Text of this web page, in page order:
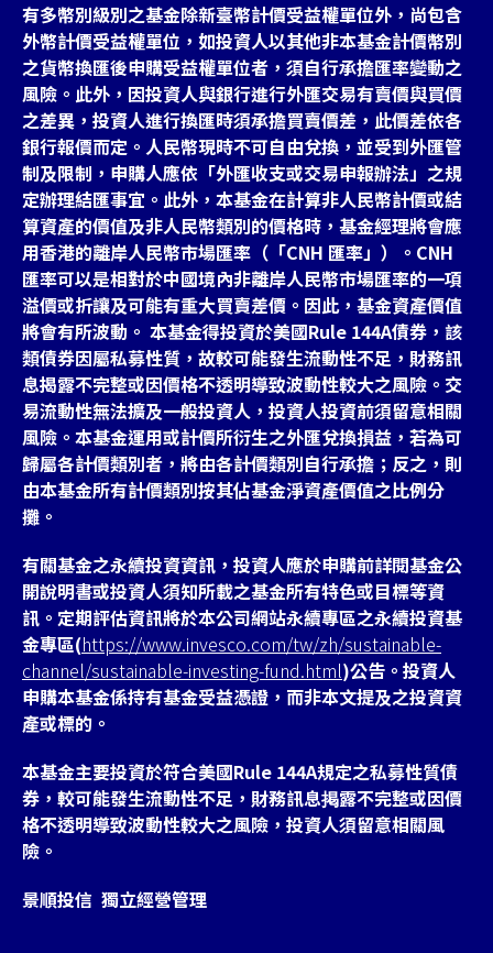
有多幣別級別之基金除新臺幣計價受益權單位外，尚包含
外幣計價受益權單位，如投資人以其他非本基金計價幣別
之貨幣換匯後申購受益權單位者，須自行承擔匯率變動之
風險。此外，因投資人與銀行進行外匯交易有賣價與買價
之差異，投資人進行換匯時須承擔買賣價差，此價差依各
銀行報價而定。人民幣現時不可自由兌換，並受到外匯管
制及限制，申購人應依「外匯收支或交易申報辦法」之規
定辦理結匯事宜。此外，本基金在計算非人民幣計價或結
算資產的價值及非人民幣類別的價格時，基金經理將會應
用香港的離岸人民幣市場匯率（「CNH 匯率」）。CNH
匯率可以是相對於中國境內非離岸人民幣市場匯率的一項
溢價或折讓及可能有重大買賣差價。因此，基金資產價值
將會有所波動。 本基金得投資於美國Rule 144A債券，該
類債券因屬私募性質，故較可能發生流動性不足，財務訊
息揭露不完整或因價格不透明導致波動性較大之風險。交
易流動性無法擴及一般投資人，投資人投資前須留意相關
風險。本基金運用或計價所衍生之外匯兌換損益，若為可
歸屬各計價類別者，將由各計價類別自行承擔；反之，則
由本基金所有計價類別按其佔基金淨資產價值之比例分
攤。
有關基金之永續投資資訊，投資人應於申購前詳閱基金公
開說明書或投資人須知所載之基金所有特色或目標等資
訊。定期評估資訊將於本公司網站永續專區之永續投資基
金專區(https://www.invesco.com/tw/zh/sustainable-
channel/sustainable-investing-fund.html)公告。投資人
申購本基金係持有基金受益憑證，而非本文提及之投資資
產或標的。
本基金主要投資於符合美國Rule 144A規定之私募性質債
券，較可能發生流動性不足，財務訊息掲露不完整或因價
格不透明導致波動性較大之風險，投資人須留意相關風
險。
景順投信 獨立經營管理